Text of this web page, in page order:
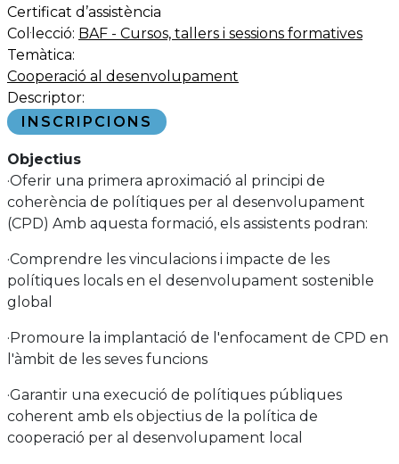
Certificat d’assistència
Col·lecció: BAF - Cursos, tallers i sessions formatives
Temàtica:
Cooperació al desenvolupament
Descriptor:
INSCRIPCIONS
Objectius
·Oferir una primera aproximació al principi de
coherència de polítiques per al desenvolupament
(CPD) Amb aquesta formació, els assistents podran:
·Comprendre les vinculacions i impacte de les
polítiques locals en el desenvolupament sostenible
global
·Promoure la implantació de l'enfocament de CPD en
l'àmbit de les seves funcions
·Garantir una execució de polítiques públiques
coherent amb els objectius de la política de
cooperació per al desenvolupament local